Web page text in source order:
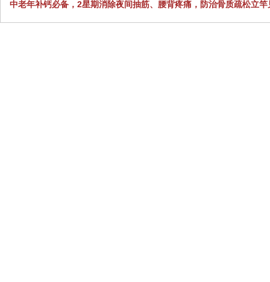
中老年补钙必备，2星期消除夜间抽筋、腰背疼痛，防治骨质疏松立竿